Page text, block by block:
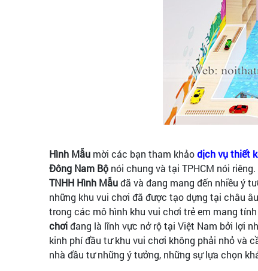
Hình Mẫu mời các bạn tham khảodịch vụ thiết
Đông Nam Bộ nói chung và tại TPHCM nói
TNHH Hình Mẫuđã và đang mang đến nhiều ý
những khu vui chơi đã được tạo dựng tại châu
trong các mô hình khu vui chơi trẻ em mang
chơiđang là lĩnh vực nở rộ tại Việt Nam bởi lợi
kinh phí đầu tư khu vui chơi không phải nhỏ và
nhà đầu tư những ý tưởng, những sự lựa chọn